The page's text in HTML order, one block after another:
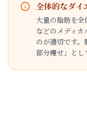
全体的なダイ
大量の脂肪を全
などのメディカ
のが適切です
部分痩せ」とし